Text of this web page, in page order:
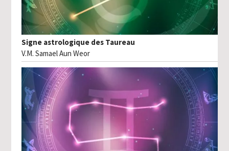
Signe astrologique des Taureau
V.M. Samael Aun Weor